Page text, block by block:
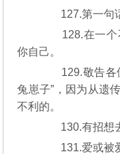
127.第一句话
128.在一个
你自己。
129.敬告各位
兔崽子”，因为从遗
不利的。
130.有招想去
131.爱或被爱